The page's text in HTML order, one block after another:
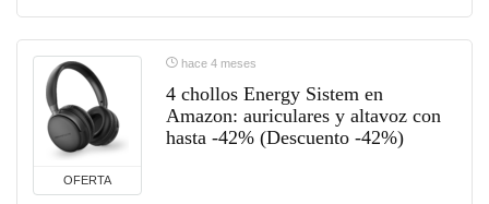
OFERTA
hace 4 meses
4 chollos Energy Sistem en
Amazon: auriculares y altavoz con
hasta -42% (Descuento -42%)